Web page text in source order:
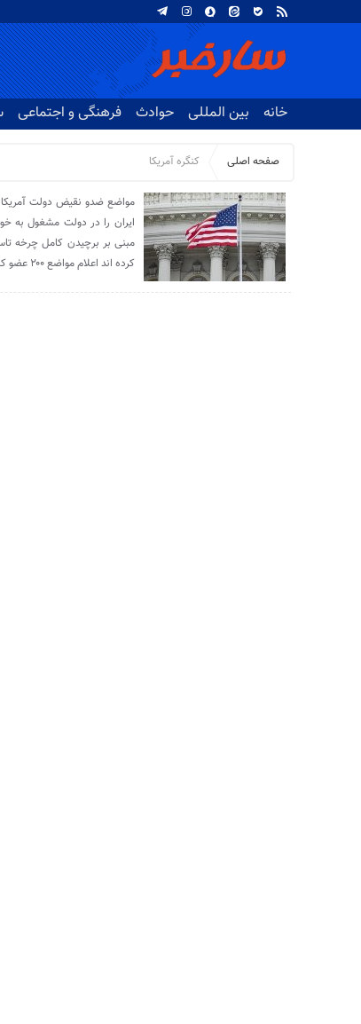
خانه بین المللی حوادث فرهنگی و اجتماعی
صفحه اصلی کنگره آمریکا
مواضع ضدو نقیض دولت آمریکا
ایران را در دولت مشغول به
مبنی بر برچیدن کامل چرخه
کرده اند اعلام مواضع ۲۰۰ عضو کنگره در این خصوص مورد اهمیت است؛